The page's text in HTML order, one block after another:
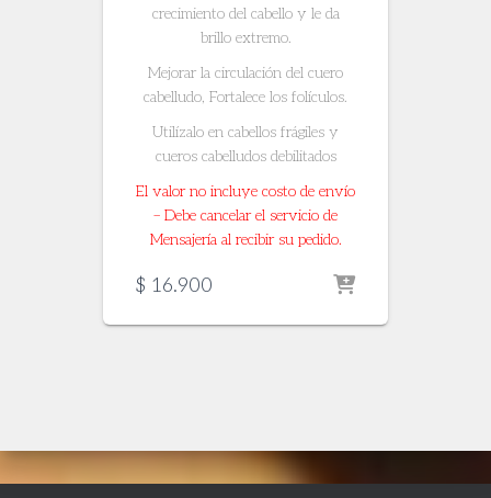
crecimiento del cabello y le da
brillo extremo.
Mejorar la circulación del cuero
cabelludo, Fortalece los folículos.
Utilízalo en cabellos frágiles y
cueros cabelludos debilitados
El valor no incluye costo de envío
– Debe cancelar el servicio de
Mensajería al recibir su pedido.
$ 16.900